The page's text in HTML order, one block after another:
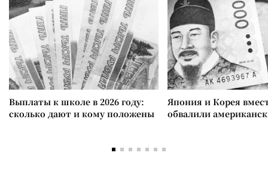
Выплаты к школе в 2026 году:
сколько дают и кому положены
Япония и Корея
обвалили